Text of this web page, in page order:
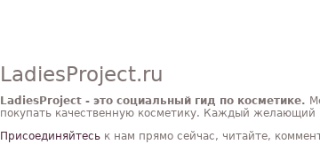
LadiesProject.ru
LadiesProject - это социальный гид по косметике.
покупать качественную косметику. Каждый
Присоединяйтесь к нам прямо сейчас, читайте,